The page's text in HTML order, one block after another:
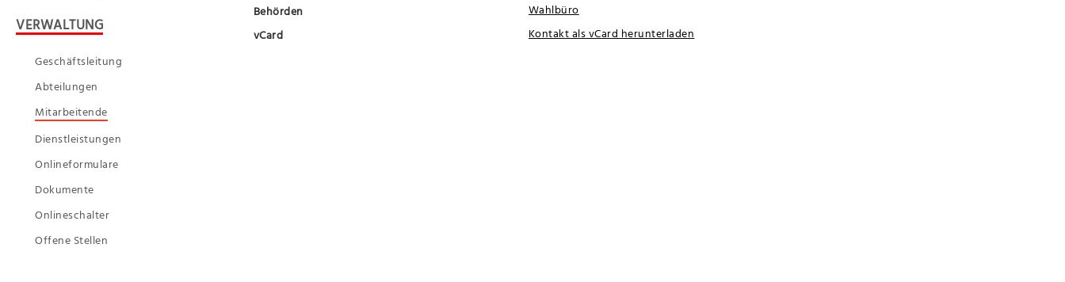
VERWALTUNG
Geschäftsleitung
Abteilungen
Mitarbeitende
Dienstleistungen
Onlineformulare
Dokumente
Onlineschalter
Offene Stellen
Behörden
Wahlbüro
vCard
Kontakt als vCard herunterladen